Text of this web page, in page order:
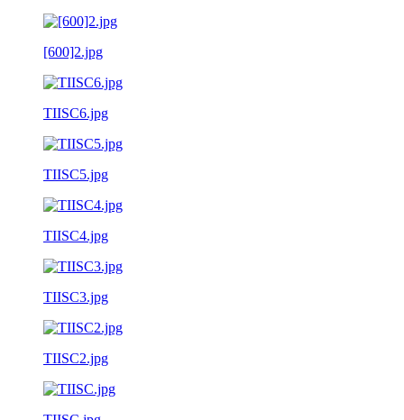
[600]2.jpg
TIISC6.jpg
TIISC5.jpg
TIISC4.jpg
TIISC3.jpg
TIISC2.jpg